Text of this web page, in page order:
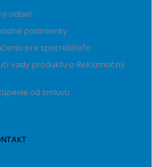
odber
podmienky
pre spotrebiteľa
vady produktu a Reklamačný
od zmluvu